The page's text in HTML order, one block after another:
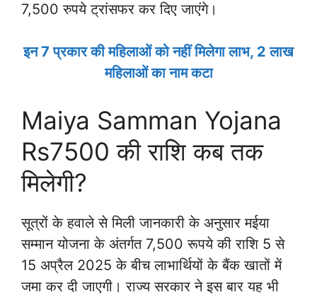
7,500 रुपये ट्रांसफर कर दिए जाएंगे।
इन 7 प्रकार की महिलाओं को नहीं मिलेगा लाभ, 2 लाख
महिलाओं का नाम कटा
Maiya Samman Yojana
Rs7500 की राशि कब तक
मिलेगी?
सूत्रों के हवाले से मिली जानकारी के अनुसार मईया
सम्मान योजना के अंतर्गत 7,500 रूपये की राशि 5 से
15 अप्रैल 2025 के बीच लाभार्थियों के बैंक खातों में
जमा कर दी जाएगी। राज्य सरकार ने इस बार यह भी